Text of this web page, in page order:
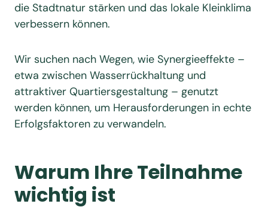
die Stadtnatur stärken und das lokale Kleinklima
verbessern können.
Wir suchen nach Wegen, wie Synergieeffekte –
etwa zwischen Wasserrückhaltung und
attraktiver Quartiersgestaltung – genutzt
werden können, um Herausforderungen in echte
Erfolgsfaktoren zu verwandeln.
Warum Ihre Teilnahme
wichtig ist